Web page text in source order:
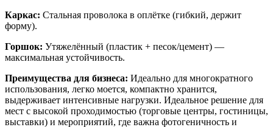
Каркас: Стальная проволока в оплётке (гибкий, держит
форму).
Горшок: Утяжелённый (пластик + песок/цемент) —
максимальная устойчивость.
Преимущества для бизнеса: Идеально для многократного
использования, легко моется, компактно хранится,
выдерживает интенсивные нагрузки. Идеальное решение для
мест с высокой проходимостью (торговые центры, гостиницы,
выставки) и мероприятий, где важна фотогеничность и